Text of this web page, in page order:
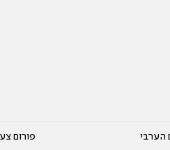
הערבי
פורום